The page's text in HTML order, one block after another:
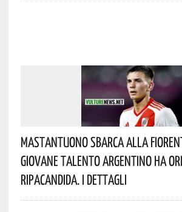
Mastantuono Sbarca Alla
Giovane Talento Argentino Ha
Ripacandida. I Dettagli